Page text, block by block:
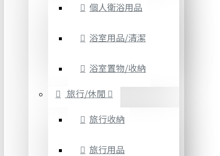
個人衛浴用品
浴室用品/清潔
浴室置物/收納
旅行/休閒
旅行收納
旅行用品